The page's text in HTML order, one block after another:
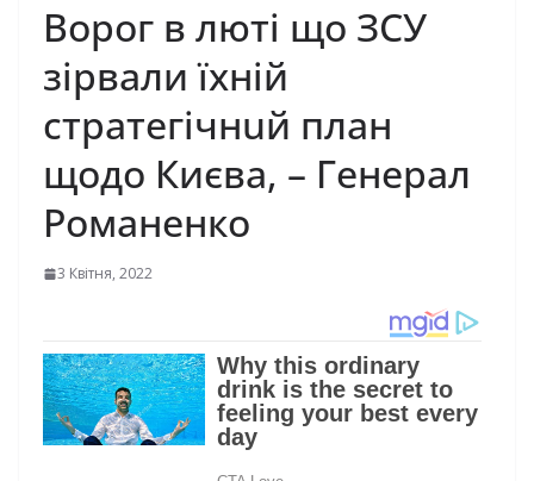
Ворог в люті що ЗСУ
зірвали їхній
стрaтeгiчнuй плaн
щодо Києва, – Гeнeрaл
Ромaнeнко
3 Квітня, 2022